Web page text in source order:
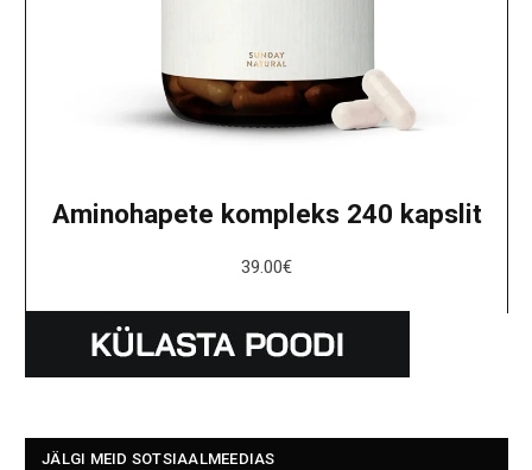
Aminohapete kompleks 240 kapslit
39.00€
JÄLGI MEID SOTSIAALMEEDIAS